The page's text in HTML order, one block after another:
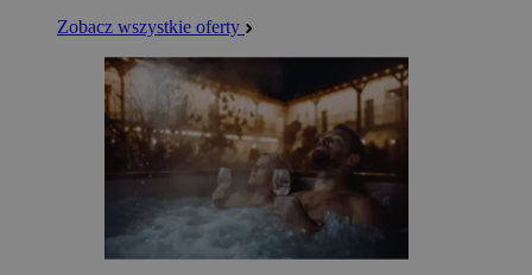
Zobacz wszystkie oferty